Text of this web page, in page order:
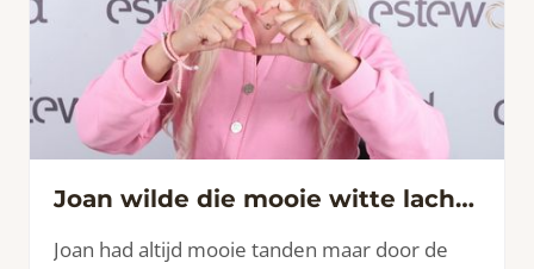
Joan wilde die mooie witte lach terug
Joan had altijd mooie tanden maar door de